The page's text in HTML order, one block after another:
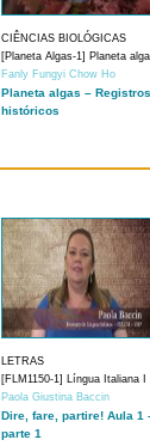
CIÊNCIAS BIOLÓGICAS
[Planeta Algas-1] Planeta
Fanly Fungyi Chow Ho
Planeta algas – Registros
históricos
LETRAS
[FLM1150-1] Língua Italiana I
Paola Giustina Baccin
Dire, fare, partire! Aula 1
parte 1